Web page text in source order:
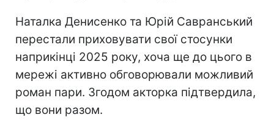
Наталка Денисенко та Юрій Савранський
перестали приховувати свої стосунки
наприкінці 2025 року, хоча ще до цього в
мережі активно обговорювали можливий
роман пари. Згодом акторка підтвердила,
що вони разом.